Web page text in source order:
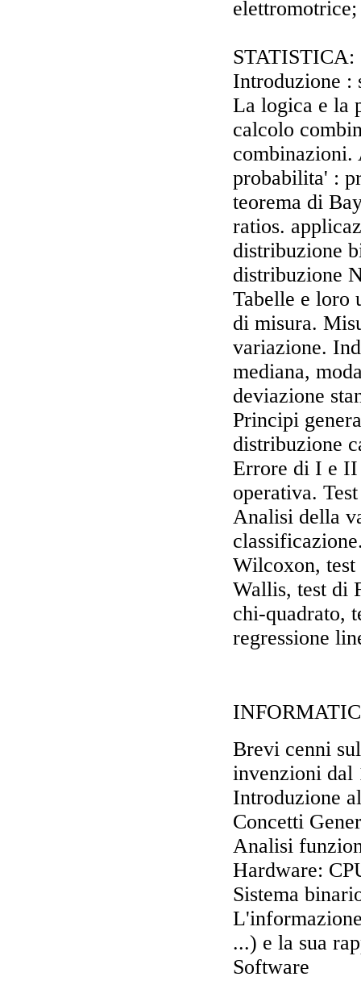
STATISTICA:
Introduzione :
La logica e la
calcolo
probabilita' :
teorema di
ratios.
distribuzione
distribuzione
Tabelle e loro
di misura.
variazione.
mediana,
deviazione
Principi
distribuzione
Errore di I e II
operativa.
Analisi della
Wilcoxon,
Wallis, test di
chi-quadrato,
regressione
Brevi cenni
invenzioni dal
Introduzione
Concetti
Analisi
Hardware:
Sistema
...) e la sua
Software